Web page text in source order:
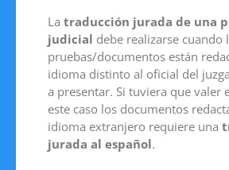
La traducción jurada de una
judicial debe realizarse cuando
pruebas/documentos están
idioma distinto al oficial del
a presentar. Si tuviera que valer
este caso los documentos
idioma extranjero requiere una
jurada al español.